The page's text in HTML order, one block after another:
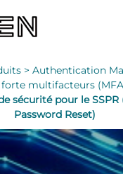
> Authentication
multifacteurs
sécurité pour le SSPR
Password Reset)